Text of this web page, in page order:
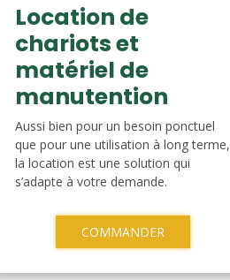
Location de
chariots et
matériel de
manutention
Aussi bien pour un besoin ponctuel
que pour une utilisation à long terme,
la location est une solution qui
s’adapte à votre demande.
COMMANDER